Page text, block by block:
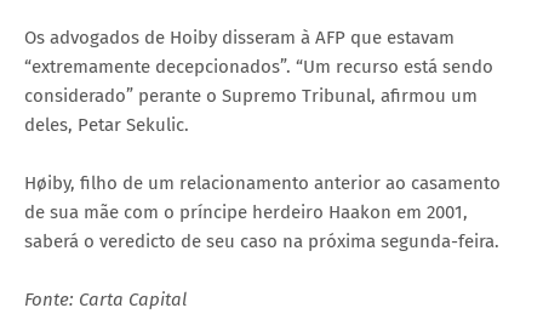
Os advogados de Hoiby disseram à AFP que estavam
“extremamente decepcionados”. “Um recurso está sendo
considerado” perante o Supremo Tribunal, afirmou um
deles, Petar Sekulic.
Høiby, filho de um relacionamento anterior ao casamento
de sua mãe com o príncipe herdeiro Haakon em 2001,
saberá o veredicto de seu caso na próxima segunda-feira.
Fonte: Carta Capital